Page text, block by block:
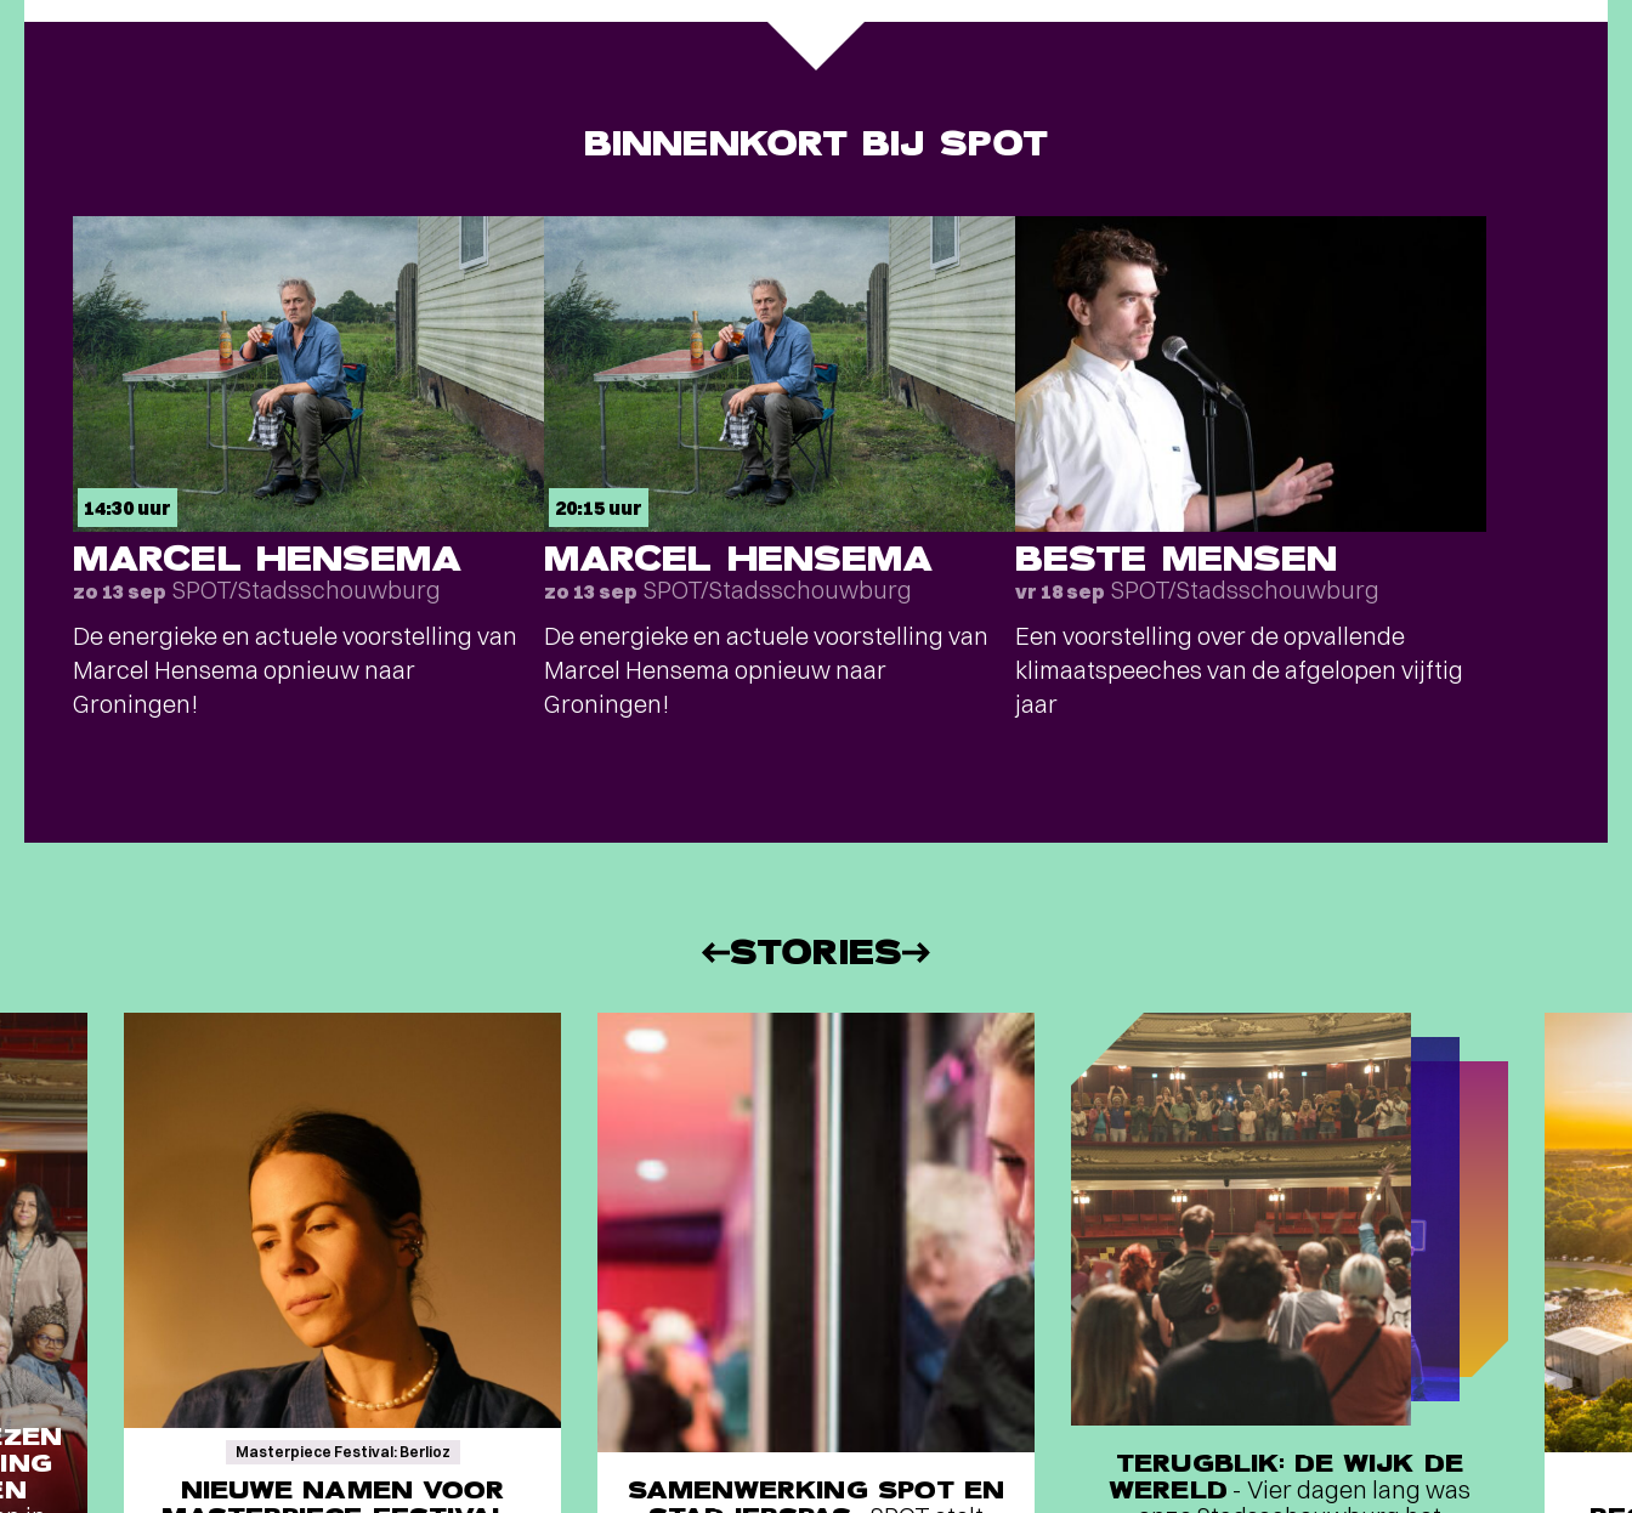
BINNENKORT BIJ SPOT
14:30 uur
MARCEL HENSEMA
zo 13 sep SPOT/Stadsschouwburg
De energieke en actuele voorstelling van
Marcel Hensema opnieuw naar
Groningen!
20:15 uur
MARCEL HENSEMA
zo 13 sep SPOT/Stadsschouwburg
De energieke en actuele voorstelling van
Marcel Hensema opnieuw naar
Groningen!
BESTE MENSEN
vr 18 sep SPOT/Stadsschouwburg
Een voorstelling over de opvallende
klimaatspeeches van de afgelopen vijftig
jaar
STORIES
Masterpiece Festival: Berlioz
NIEUWE NAMEN VOOR
SAMENWERKING SPOT EN
TERUGBLIK: DE WIJK DE
WERELD - Vier dagen lang was